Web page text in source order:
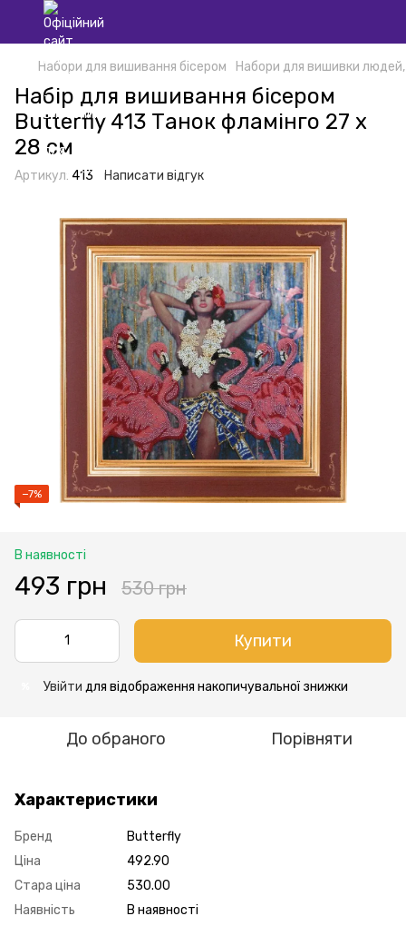
Набори для вишивання бісером Набори для вишивки
Набір для вишивання бісером
Butterfly 413 Танок фламінго 27 х
28 см
Артикул: 413 Написати відгук
−7%
В наявності
493 грн 530 грн
Купити
Увійти для відображення накопичувальної знижки
До обраного Порівняти
Характеристики
Бренд
Butterfly
Ціна
492.90
Стара ціна
530.00
Наявність
В наявності